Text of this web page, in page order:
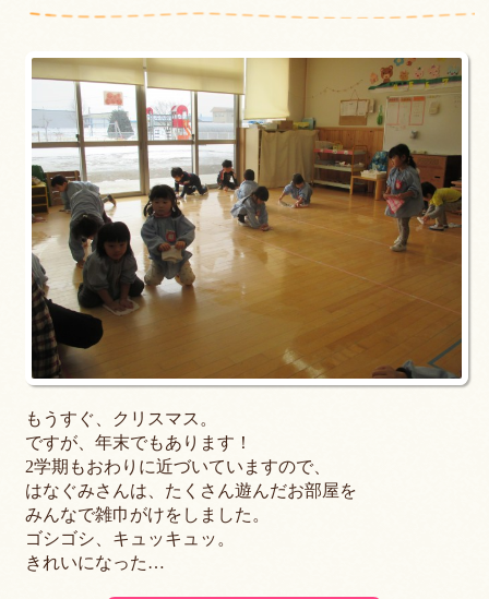
もうすぐ、クリスマス。
ですが、年末でもあります！
2学期もおわりに近づいていますので、
はなぐみさんは、たくさん遊んだお部屋を
みんなで雑巾がけをしました。
ゴシゴシ、キュッキュッ。
きれいになった…